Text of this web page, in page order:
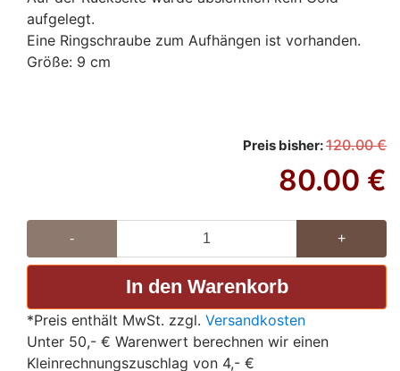
aufgelegt.
Eine Ringschraube zum Aufhängen ist vorhanden.
Größe: 9 cm
Preis bisher:120.00 €
80.00 €
- +
*Preis enthält MwSt. zzgl. Versandkosten
Unter 50,- € Warenwert berechnen wir einen
Kleinrechnungszuschlag von 4,- €